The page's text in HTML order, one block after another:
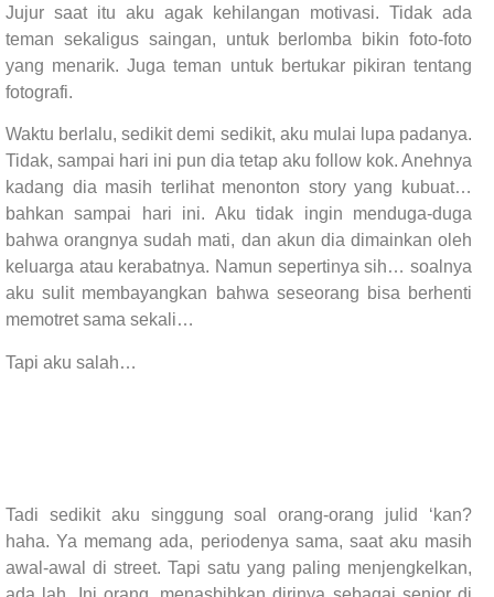
Jujur saat itu aku agak kehilangan motivasi. Tidak ada
teman sekaligus saingan, untuk berlomba bikin foto-foto
yang menarik. Juga teman untuk bertukar pikiran tentang
fotografi.
Waktu berlalu, sedikit demi sedikit, aku mulai lupa padanya.
Tidak, sampai hari ini pun dia tetap aku follow kok. Anehnya
kadang dia masih terlihat menonton story yang kubuat…
bahkan sampai hari ini. Aku tidak ingin menduga-duga
bahwa orangnya sudah mati, dan akun dia dimainkan oleh
keluarga atau kerabatnya. Namun sepertinya sih… soalnya
aku sulit membayangkan bahwa seseorang bisa berhenti
memotret sama sekali…
Tapi aku salah…
Tadi sedikit aku singgung soal orang-orang julid ‘kan?
haha. Ya memang ada, periodenya sama, saat aku masih
awal-awal di street. Tapi satu yang paling menjengkelkan,